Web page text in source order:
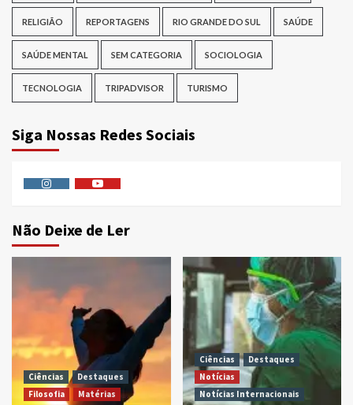
RELIGIÃO REPORTAGENS RIO GRANDE DO SUL SAÚDE
SAÚDE MENTAL SEM CATEGORIA SOCIOLOGIA
TECNOLOGIA TRIPADVISOR TURISMO
Siga Nossas Redes Sociais
Não Deixe de Ler
Ciências
Destaques
Filosofia
Matérias
Ciências
Destaques
Notícias
Notícias Internacionais